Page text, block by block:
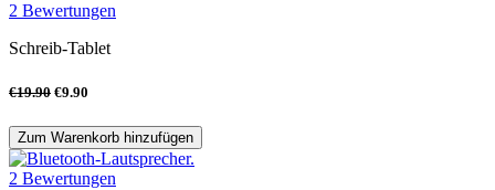
2 Bewertungen
Schreib-Tablet
€19.90 €9.90
Zum Warenkorb hinzufügen
2 Bewertungen